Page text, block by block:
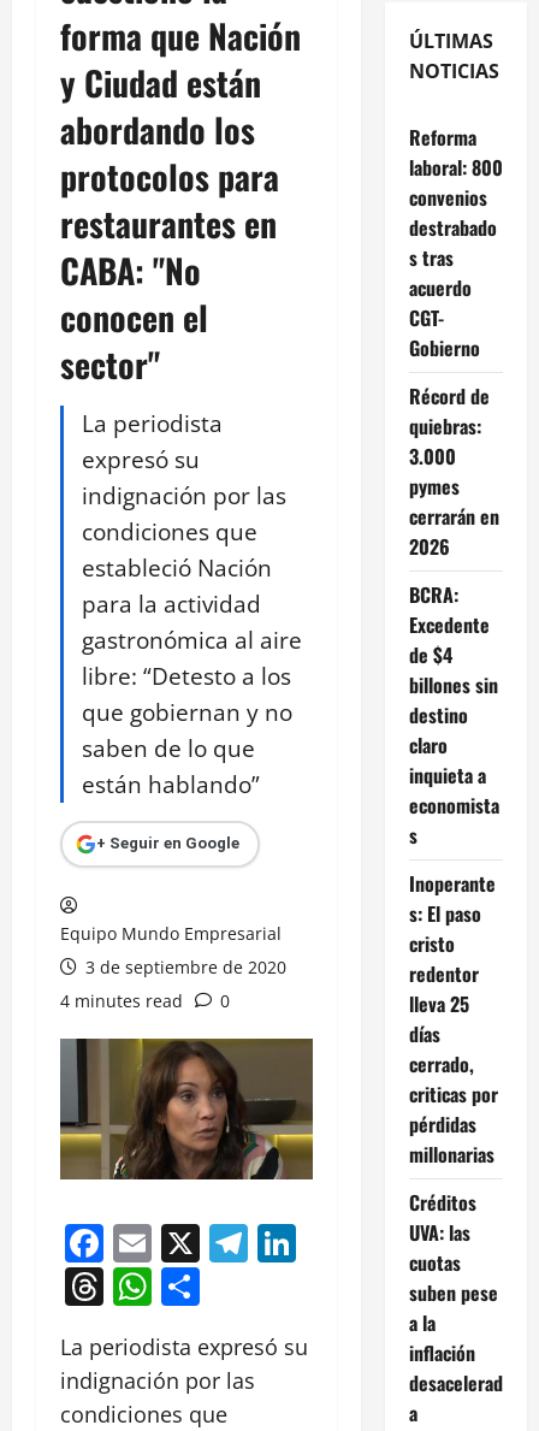
forma que Nación
y Ciudad están
abordando los
protocolos para
restaurantes en
CABA: "No
conocen el
sector"
La periodista
expresó su
indignación por las
condiciones que
estableció Nación
para la actividad
gastronómica al aire
libre: “Detesto a los
que gobiernan y no
saben de lo que
están hablando”
+ Seguir en Google
Equipo Mundo Empresarial
3 de septiembre de 2020
4 minutes read
0
Facebook
Email
X Telegram
LinkedIn
Threads
WhatsApp
La periodista expresó su
indignación por las
condiciones que
ÚLTIMAS
NOTICIAS
Reforma
laboral: 800
convenios
destrabado
s tras
acuerdo
CGT-
Gobierno
Récord de
quiebras:
3.000
pymes
cerrarán en
2026
BCRA:
Excedente
de $4
billones sin
destino
claro
inquieta a
economista
s
Inoperante
s: El paso
cristo
redentor
lleva 25
días
cerrado,
criticas por
pérdidas
millonarias
Créditos
UVA: las
cuotas
suben pese
a la
inflación
desacelerad
a